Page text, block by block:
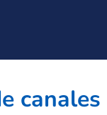
canales